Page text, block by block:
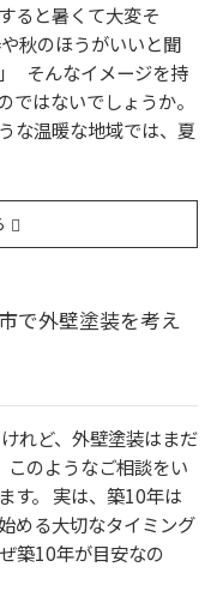
ると暑くて大変そ
秋のほうがいいと聞
そんなイメージを持
ではないでしょうか。
な温暖な地域では、夏
で外壁塗装を考え
れど、外壁塗装はまだ
のようなご相談をい
す。 実は、築10年は
める大切なタイミング
築10年が目安なの